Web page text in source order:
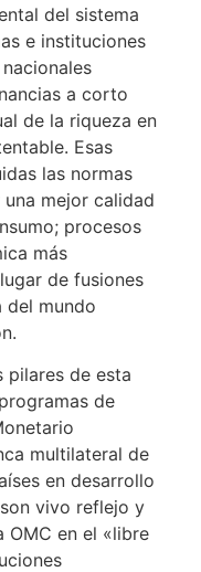
del sistema
e instituciones
a corto
de la riqueza en
Esas
las normas
mejor calidad
procesos
más
de fusiones
del mundo
pilares de esta
de
multilateral de
en desarrollo
vivo reflejo y
OMC en el «libre